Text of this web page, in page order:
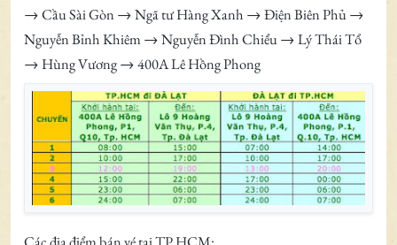
→ Cầu Sài Gòn → Ngã tư Hàng Xanh → Điện Biên Phủ →
Nguyễn Bỉnh Khiêm → Nguyễn Đình Chiểu → Lý Thái Tổ
→ Hùng Vương → 400A Lê Hồng Phong